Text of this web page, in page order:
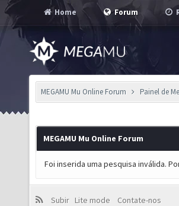
Home Forum
MEGAMU Mu Online Forum Painel de
MEGAMU Mu Online Forum
Foi inserida uma pesquisa inválida.
Subir Lite mode
Contate-nos